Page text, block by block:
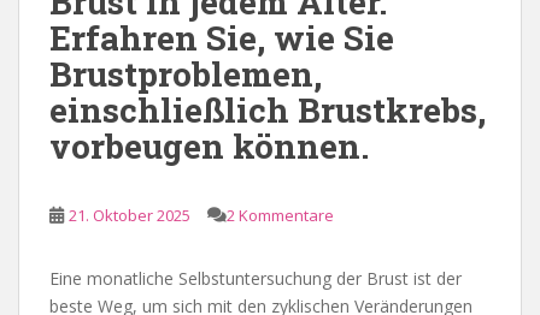
Erfahren Sie, wie Sie
Brustproblemen,
einschließlich Brustkrebs,
vorbeugen können.
21. Oktober 2025 2 Kommentare
Eine monatliche Selbstuntersuchung der Brust ist der
beste Weg, um sich mit den zyklischen Veränderungen